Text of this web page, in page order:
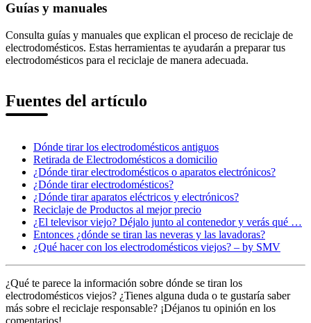
Guías y manuales
Consulta guías y manuales que explican el proceso de reciclaje de
electrodomésticos. Estas herramientas te ayudarán a preparar tus
electrodomésticos para el reciclaje de manera adecuada.
Fuentes del artículo
Dónde tirar los electrodomésticos antiguos
Retirada de Electrodomésticos a domicilio
¿Dónde tirar electrodomésticos o aparatos electrónicos?
¿Dónde tirar electrodomésticos?
¿Dónde tirar aparatos eléctricos y electrónicos?
Reciclaje de Productos al mejor precio
¿El televisor viejo? Déjalo junto al contenedor y verás qué …
Entonces ¿dónde se tiran las neveras y las lavadoras?
¿Qué hacer con los electrodomésticos viejos? – by SMV
¿Qué te parece la información sobre dónde se tiran los
electrodomésticos viejos? ¿Tienes alguna duda o te gustaría saber
más sobre el reciclaje responsable? ¡Déjanos tu opinión en los
comentarios!